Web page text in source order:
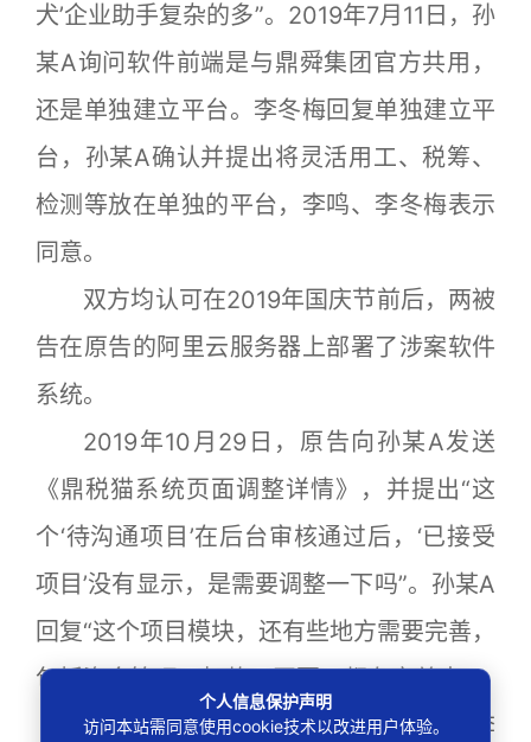
犬’企业助手复杂的多”。2019年7月11日，孙
某A询问软件前端是与鼎舜集团官方共用，
还是单独建立平台。李冬梅回复单独建立平
台，孙某A确认并提出将灵活用工、税筹、
检测等放在单独的平台，李鸣、李冬梅表示
同意。
双方均认可在2019年国庆节前后，两被
告在原告的阿里云服务器上部署了涉案软件
系统。
2019年10月29日，原告向孙某A发送
《鼎税猫系统页面调整详情》，并提出“这
个‘待沟通项目’在后台审核通过后，‘已接受
项目’没有显示，是需要调整一下吗”。孙某A
回复“这个项目模块，还有些地方需要完善，
包括资金管理、打款、开票，都在完善中”。
2019年11月16日，孙某A通过微信向李
个人信息保护声明
访问本站需同意使用cookie技术以改进用户体验。